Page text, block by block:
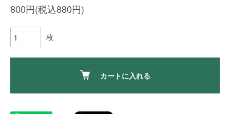
800円(税込880円)
枚
カートに入れる